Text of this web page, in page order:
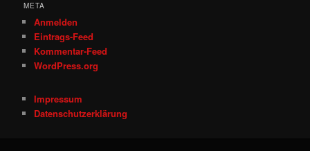
META
Anmelden
Eintrags-Feed
Kommentar-Feed
WordPress.org
Impressum
Datenschutzerklärung